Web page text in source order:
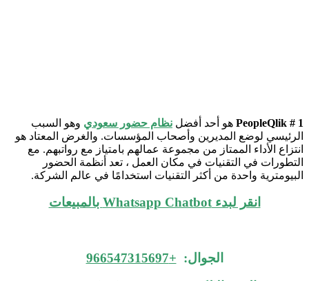
PeopleQlik # 1 هو أحد أفضل نظام حضور سعودي وهو السبب
الرئيسي لوضع المديرين وأصحاب المؤسسات. والغرض المعتاد هو
انتزاع الأداء الممتاز من مجموعة عمالهم بامتياز مع رواتبهم. مع
التطورات في التقنيات في مكان العمل ، تعد أنظمة الحضور
البيومترية واحدة من أكثر التقنيات استخدامًا في عالم الشركة.
انقر لبدء Whatsapp Chatbot بالمبيعات
الجوال: +966547315697